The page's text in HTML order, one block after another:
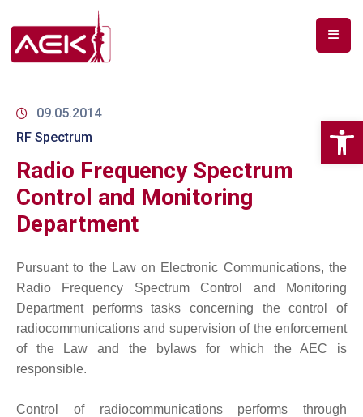
ЗА
ДОКУМЕНТИ
РФ
СПЕКТАР
АНАЛИЗА
НА
ПАЗАР
ГРИЖА
КОРИСНИЦИ
09.05.2014
RF Spectrum
Radio Frequency Spectrum
Control and Monitoring
Department
Pursuant to the Law on Electronic Communications, the
Radio Frequency Spectrum Control and Monitoring
Department performs tasks concerning the control of
radiocommunications and supervision of the enforcement
of the Law and the bylaws for which the AEC is
responsible.
Control of radiocommunications performs through